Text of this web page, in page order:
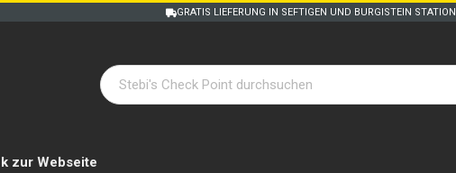
GRATIS LIEFERUNG IN SEFTIGEN UND BURGISTEIN STATION
zur Webseite